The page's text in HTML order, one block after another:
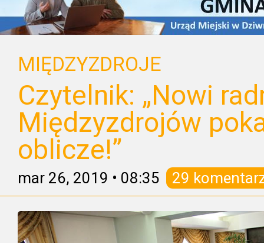
MIĘDZYZDROJE
Czytelnik: „Nowi
Międzyzdrojów
oblicze!”
mar 26, 2019 • 08:35 29